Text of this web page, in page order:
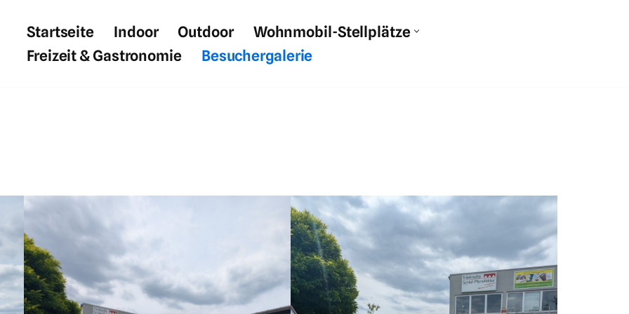
Startseite Indoor Outdoor
Wohnmobil-Stellplätze
Freizeit & Gastronomie
Besuchergalerie